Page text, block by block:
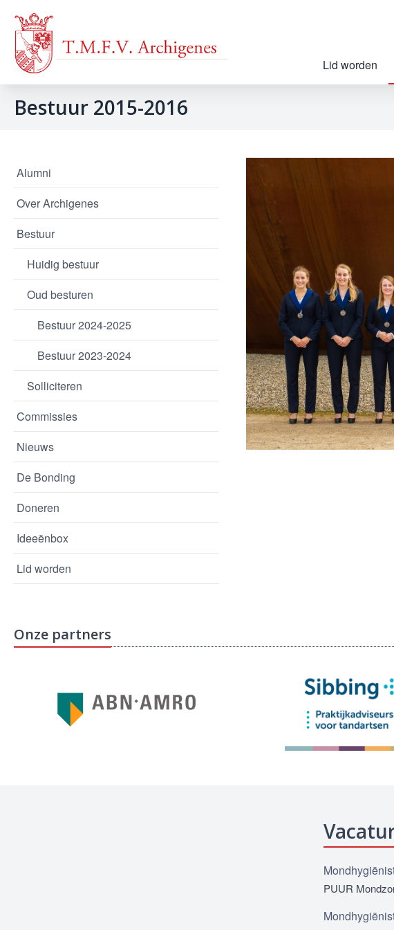
Lid worden
Bestuur 2015-2016
Alumni
Over Archigenes
Bestuur
Huidig bestuur
Oud besturen
Bestuur 2024-2025
Bestuur 2023-2024
Solliciteren
Commissies
Nieuws
De Bonding
Doneren
Ideeënbox
Lid worden
Onze partners
PUUR